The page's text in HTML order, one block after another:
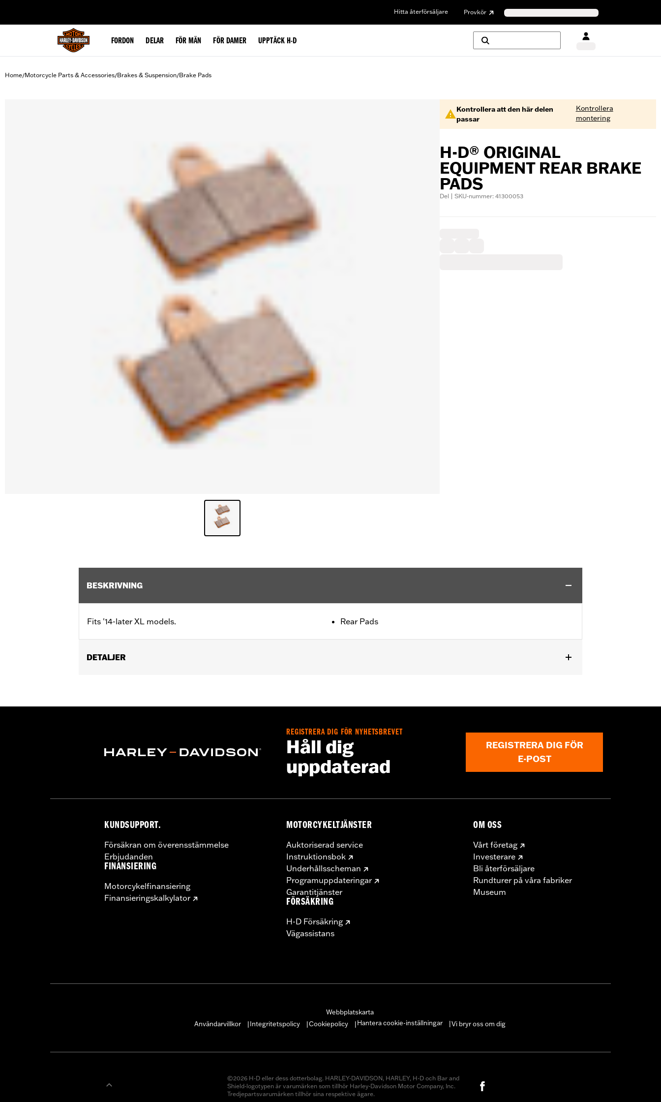
Hitta återförsäljare Provkör
FORDON DELAR FÖR MÄN FÖR DAMER UPPTÄCK H-D
Home/Motorcycle Parts & Accessories/Brakes & Suspension/Brake Pads
Kontrollera att den här delen
passar
Kontrollera
montering
H-D® ORIGINAL
EQUIPMENT REAR BRAKE
PADS
Del | SKU-nummer: 41300053
BESKRIVNING
Fits '14-later XL models. Rear Pads
DETALJER
REGISTRERA DIG FÖR NYHETSBREVET
Håll dig
uppdaterad
REGISTRERA DIG FÖR
E-POST
KUNDSUPPORT.
Försäkran om överensstämmelse
Erbjudanden
FINANSIERING
Motorcykelfinansiering
Finansieringskalkylator
MOTORCYKELTJÄNSTER
Auktoriserad service
Instruktionsbok
Underhållsscheman
Programuppdateringar
Garantitjänster
FÖRSÄKRING
H-D Försäkring
Vägassistans
OM OSS
Vårt företag
Investerare
Bli återförsäljare
Rundturer på våra fabriker
Museum
Webbplatskarta
Användarvillkor
Integritetspolicy Cookiepolicy Hantera cookie-inställningar Vi bryr oss om dig
©2026 H-D eller dess dotterbolag. HARLEY-DAVIDSON, HARLEY, H-D och Bar and
Shield-logotypen är varumärken som tillhör Harley-Davidson Motor Company, Inc.
Tredjepartsvarumärken tillhör sina respektive ägare.